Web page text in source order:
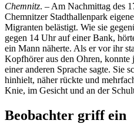
Chemnitz. – Am Nachmittag des
Chemnitzer Stadthallenpark
Migranten belästigt. Wie sie
gegen 14 Uhr auf einer Bank,
ein Mann näherte. Als er vor ihr
Kopfhörer aus den Ohren, konnte
einer anderen Sprache sagte. Sie
hinhielt, näher rückte und
Knie, im Gesicht und an der
Beobachter griff ein